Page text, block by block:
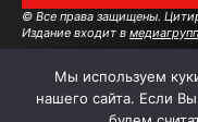
© Все права защищены.
Издание входит в
Мы используем
нашего сайта. Если